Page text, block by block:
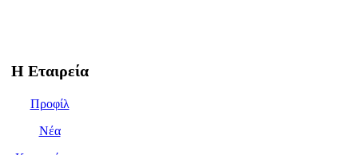
Η Εταιρεία
Προφίλ
Νέα